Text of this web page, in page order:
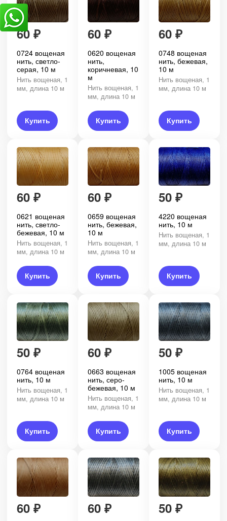
60 ₽
0724 вощеная
нить, светло-
серая, 10 м
Нить вощеная, 1
мм, длина 10 м
Купить
60 ₽
0620 вощеная
нить,
коричневая, 10
м
Нить вощеная, 1
мм, длина 10 м
Купить
60 ₽
0748 вощеная
нить, бежевая,
10 м
Нить вощеная, 1
мм, длина 10 м
Купить
60 ₽
0621 вощеная
нить, светло-
бежевая, 10 м
Нить вощеная, 1
мм, длина 10 м
Купить
60 ₽
0659 вощеная
нить, бежевая,
10 м
Нить вощеная, 1
мм, длина 10 м
Купить
50 ₽
4220 вощеная
нить, 10 м
Нить вощеная, 1
мм, длина 10 м
Купить
50 ₽
0764 вощеная
нить, 10 м
Нить вощеная, 1
мм, длина 10 м
Купить
60 ₽
0663 вощеная
нить, серо-
бежевая, 10 м
Нить вощеная, 1
мм, длина 10 м
Купить
50 ₽
1005 вощеная
нить, 10 м
Нить вощеная, 1
мм, длина 10 м
Купить
60 ₽ 60 ₽ 50 ₽